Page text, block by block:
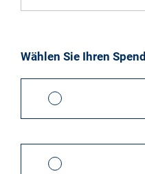
Wählen Sie Ihren